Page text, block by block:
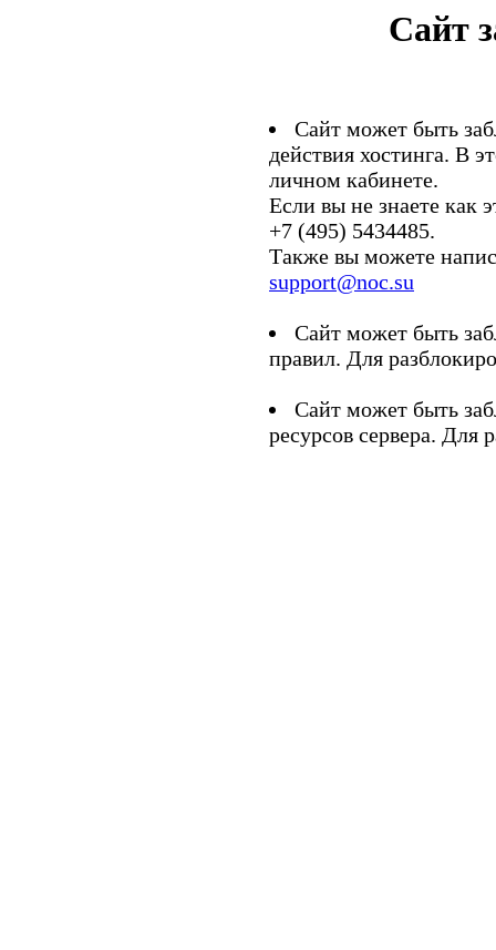
Сайт
Сайт может быть
действия хостинга. В
личном кабинете.
Если вы не знаете как
+7 (495) 5434485.
Также вы можете
support@noc.su
Сайт может быть
правил. Для
Сайт может быть
ресурсов сервера. Для